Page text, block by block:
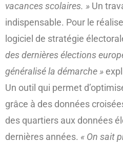
vacances scolaires. » Un
indispensable. Pour le
logiciel de stratégie
des dernières élections
généralisé la démarche »
Un outil qui permet
grâce à des données
des quartiers aux données
dernières années. « On sait